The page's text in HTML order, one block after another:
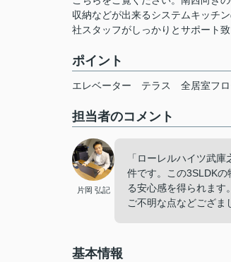
収納などが出来るシステムキッチ
社スタッフがしっかりとサポート
ポイント
エレベーター テラス 全居室フ
担当者のコメント
片岡 弘記
「ローレルハイツ武
件です。この3SLDK
る安心感を得られます
ご不明な点などござま
基本情報